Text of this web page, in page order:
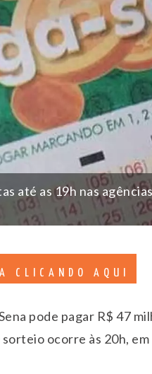
até as 19h nas
CLICANDO AQUI
pode pagar R$ 47
ocorre às 20h, em